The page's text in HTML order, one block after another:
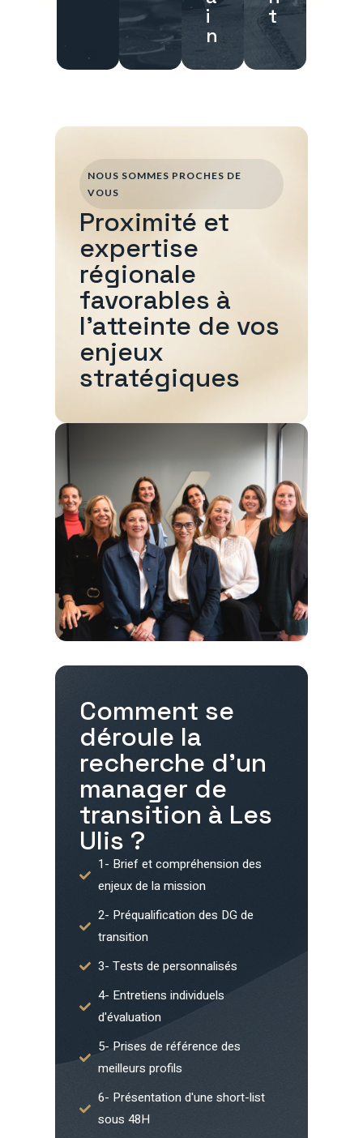
i
n
t
Comment se
déroule la
recherche d'un
manager de
transition à Les
Ulis ?
1- Brief et compréhension des
enjeux de la mission
2- Préqualification des DG de
transition
3- Tests de personnalisés
4- Entretiens individuels
d'évaluation
5- Prises de référence des
meilleurs profils
6- Présentation d'une short-list
sous 48H
NOUS SOMMES PROCHES DE
VOUS
Proximité et
expertise
régionale
favorables à
l'atteinte de vos
enjeux
stratégiques